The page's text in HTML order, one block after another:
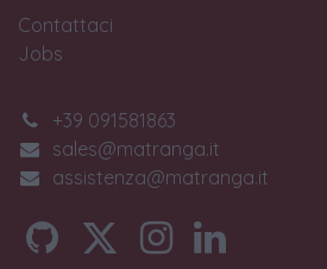
Contattaci
Jobs
+39 091581863
sales@matranga.it
assistenza@matranga.it